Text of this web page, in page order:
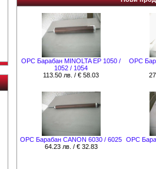
OPC Барабан MINOLTA EP 1050 /
1052 / 1054
113.50 лв. / € 58.03
OPC
OPC Барабан CANON 6030 / 6025
64.23 лв. / € 32.83
OPC